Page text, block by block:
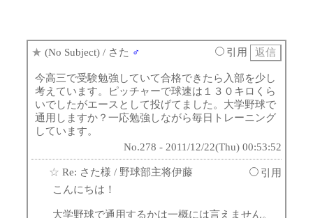
★ (No Subject) / さた ♂ 引用
今高三で受験勉強していて合格できたら入部を少し
考えています。ピッチャーで球速は１３０キロくら
いでしたがエースとして投げてました。大学野球で
通用しますか？一応勉強しながら毎日トレーニング
しています。
No.278 - 2011/12/22(Thu) 00:53:52
☆ Re: さた様 / 野球部主将伊藤
引用
こんにちは！
大学野球で通用するかは一概には言えません。